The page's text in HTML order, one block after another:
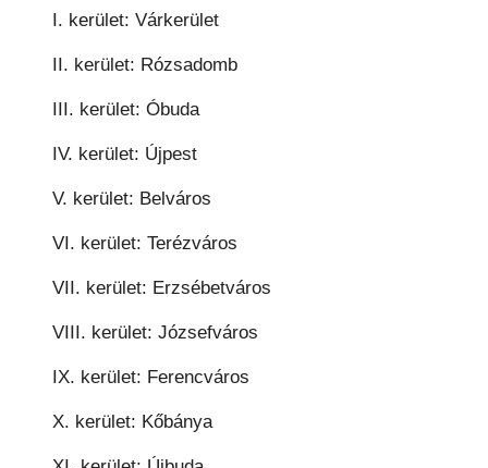
I. kerület: Várkerület
II. kerület: Rózsadomb
III. kerület: Óbuda
IV. kerület: Újpest
V. kerület: Belváros
VI. kerület: Terézváros
VII. kerület: Erzsébetváros
VIII. kerület: Józsefváros
IX. kerület: Ferencváros
X. kerület: Kőbánya